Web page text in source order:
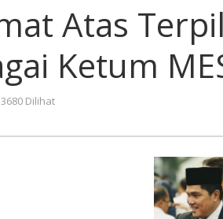
Atas
Terpilihnya
Thohir
Sebagai
Atas
Ketum
3680 Dilihat